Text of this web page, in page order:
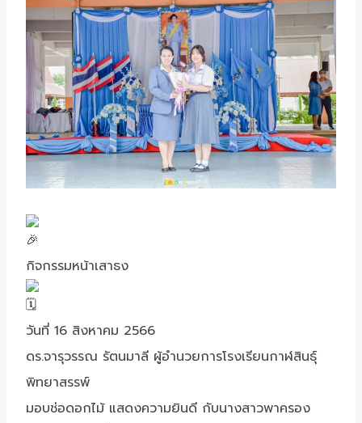
กิจกรรมหน้าเสาธง
วันที่ 16 สิงหาคม 2566
ดร.จารุวรรณ รัตนมาลี ผู้อำนวยการโรงเรียนกาฬสินธุ์
พิทยาสรรพ์
มอบช่อดอกไม้ แสดงความยินดี กับนางสาวพาครอง